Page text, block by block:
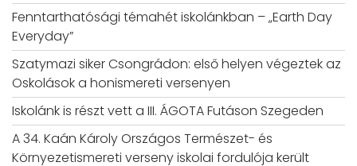
Fenntarthatósági témahét iskolánkban – „Earth Day
Everyday”
Szatymazi siker Csongrádon: első helyen végeztek az
Oskolások a honismereti versenyen
Iskolánk is részt vett a III. ÁGOTA Futáson Szegeden
A 34. Kaán Károly Országos Természet- és
Környezetismereti verseny iskolai fordulója került